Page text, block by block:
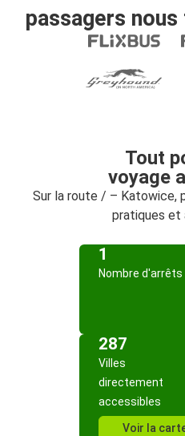
passagers
Tout
voyage
Sur la route / – Katowice,
pratiques et
1
Nombre d'arrêts
287
Villes
directement
accessibles
Voir la